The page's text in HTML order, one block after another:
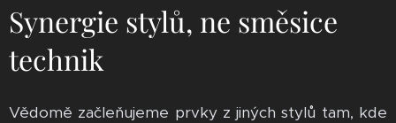
Synergie stylů, ne směsice
technik
Vědomě začleňujeme prvky z jiných stylů tam, kde